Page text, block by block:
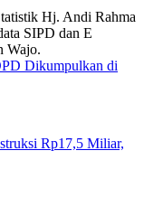
Dikumpulkan di
Rp17,5 Miliar,